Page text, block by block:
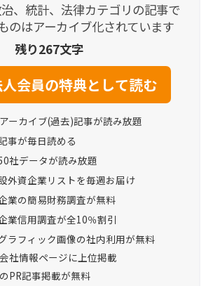
、統計、法律カテゴリの記事で
のはアーカイブ化されています
残り267文字
ーカイブ(過去)記事が読み放題
事が毎日読める
社データが読み放題
外資企業リストを毎週お届け
業の簡易財務調査が無料
業信用調査が全10％割引
ラフィック画像の社内利用が無料
社情報ページに上位掲載
PR記事掲載が無料